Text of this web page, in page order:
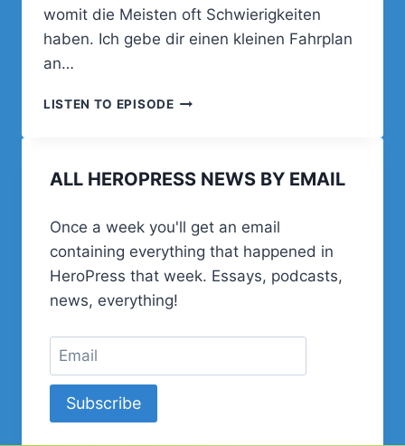
womit die Meisten oft Schwierigkeiten
haben. Ich gebe dir einen kleinen Fahrplan
an…
LISTEN TO EPISODE002
KONZEPTION
ALL HEROPRESS NEWS BY EMAIL
Once a week you'll get an email
containing everything that happened in
HeroPress that week. Essays, podcasts,
news, everything!
Subscribe